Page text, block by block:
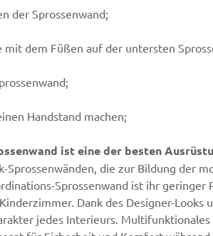
der Sprossenwand;
mit dem Füßen auf der untersten
Handstand machen;
ist eine der besten
Sprossenwänden, die zur Bildung der
Sprossenwand ist ihr
Dank des Designer-
jedes Interieurs.